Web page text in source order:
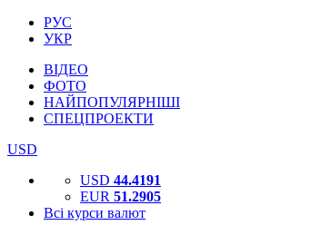
РУС
УКР
ВІДЕО
ФОТО
НАЙПОПУЛЯРНІШІ
СПЕЦПРОЕКТИ
USD
USD 44.4191
EUR 51.2905
Всі курси валют